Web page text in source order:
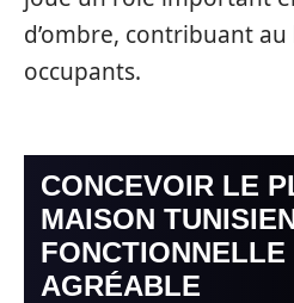
d’ombre, contribuant
occupants.
CONCEVOIR LE
MAISON
FONCTIONNELLE
AGRÉABLE